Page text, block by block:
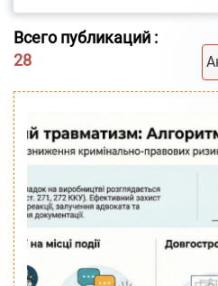
Всего публикаций :
28